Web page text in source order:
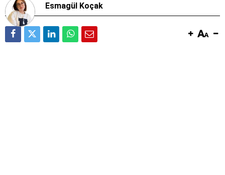
Esmagül Koçak